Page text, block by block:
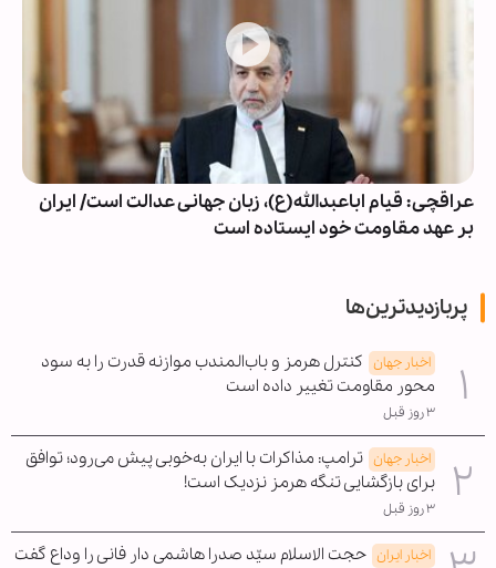
عراقچی: قیام اباعبدالله(ع)، زبان جهانی عدالت است/ ایران
بر عهد مقاومت خود ایستاده است
پربازدیدترین‌ها
اخبار جهان کنترل هرمز و باب‌المندب موازنه قدرت را به سود
محور مقاومت تغییر داده است
۳ روز قبل
اخبار جهان ترامپ: مذاکرات با ایران به‌خوبی پیش می‌رود؛ توافق
برای بازگشایی تنگه هرمز نزدیک است!
۳ روز قبل
اخبار ایران حجت الاسلام سیّد صدرا هاشمی دار فانی را وداع گفت